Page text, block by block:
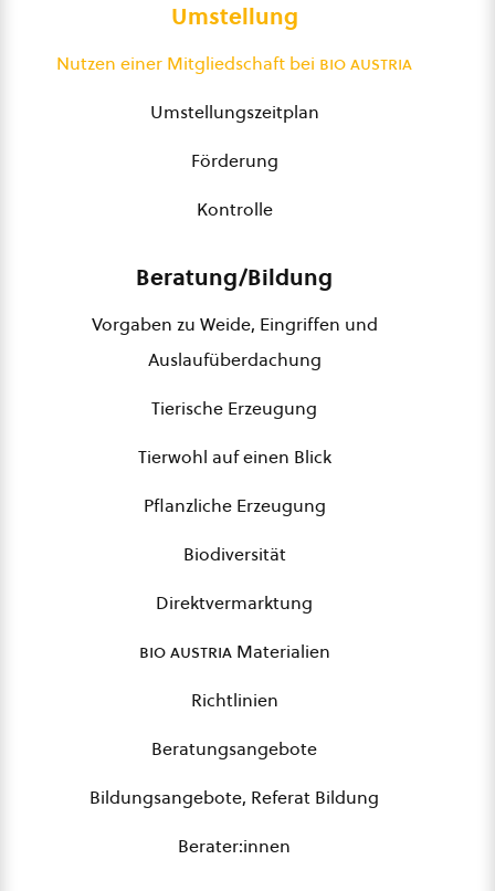
Umstellung
Nutzen einer Mitgliedschaft bei bio austria
Umstellungszeitplan
Förderung
Kontrolle
Beratung/Bildung
Vorgaben zu Weide, Eingriffen und
Auslaufüberdachung
Tierische Erzeugung
Tierwohl auf einen Blick
Pflanzliche Erzeugung
Biodiversität
Direktvermarktung
bio austriaMaterialien
Richtlinien
Beratungsangebote
Bildungsangebote, Referat Bildung
Berater:innen